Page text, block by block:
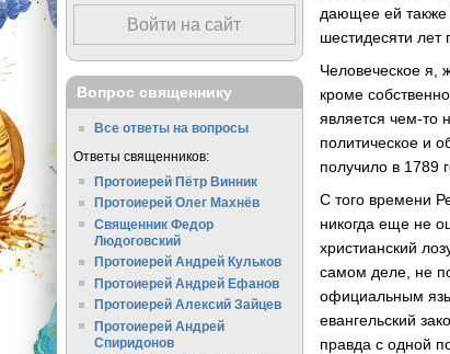
дающее ей также
шестидесяти лет
Человеческое я,
кроме
является чем-то
политическое и
получило в 1789
С того времени
никогда еще не
христианский
самом деле, не
официальным
евангельский
правда с одной
Войти на сайт
Вопрос священнику
Все ответы на вопросы
Ответы священников:
Протоиерей Пётр Винник
Протоиерей Олег Махнёв
Священник Федор
Людоговский
Протоиерей Андрей Кульков
Протоиерей Андрей Ефанов
Протоиерей Алексий Зайцев
Протоиерей Андрей
Спиридонов